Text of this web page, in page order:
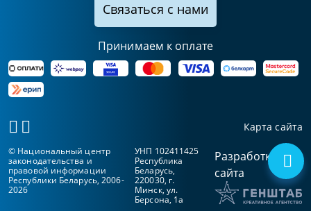
Связаться с нами
Принимаем к оплате
Карта сайта
© Национальный центр
законодательства и
правовой информации
Республики Беларусь, 2006-
2026
УНП 102411425
Республика
Беларусь,
220030, г.
Минск, ул.
Берсона, 1а
Разработка
сайта